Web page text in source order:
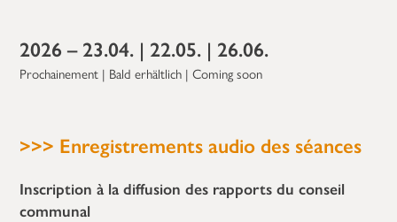
2026 – 23.04. | 22.05. | 26.06.
Prochainement | Bald erhältlich | Coming soon
>>> Enregistrements audio des séances
Inscription à la diffusion des rapports du conseil
communal